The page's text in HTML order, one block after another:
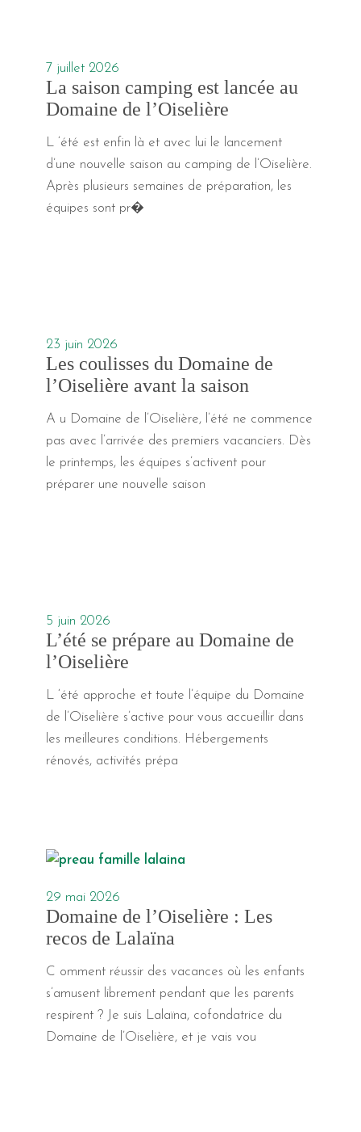
7 juillet 2026
La saison camping est lancée au
Domaine de l’Oiselière
L ‘été est enfin là et avec lui le lancement
d’une nouvelle saison au camping de l’Oiselière.
Après plusieurs semaines de préparation, les
équipes sont pr�
23 juin 2026
Les coulisses du Domaine de
l’Oiselière avant la saison
A u Domaine de l’Oiselière, l’été ne commence
pas avec l’arrivée des premiers vacanciers. Dès
le printemps, les équipes s’activent pour
préparer une nouvelle saison
5 juin 2026
L’été se prépare au Domaine de
l’Oiselière
L ‘été approche et toute l’équipe du Domaine
de l’Oiselière s’active pour vous accueillir dans
les meilleures conditions. Hébergements
rénovés, activités prépa
29 mai 2026
Domaine de l’Oiselière : Les
recos de Lalaïna
C omment réussir des vacances où les enfants
s’amusent librement pendant que les parents
respirent ? Je suis Lalaïna, cofondatrice du
Domaine de l’Oiselière, et je vais vou